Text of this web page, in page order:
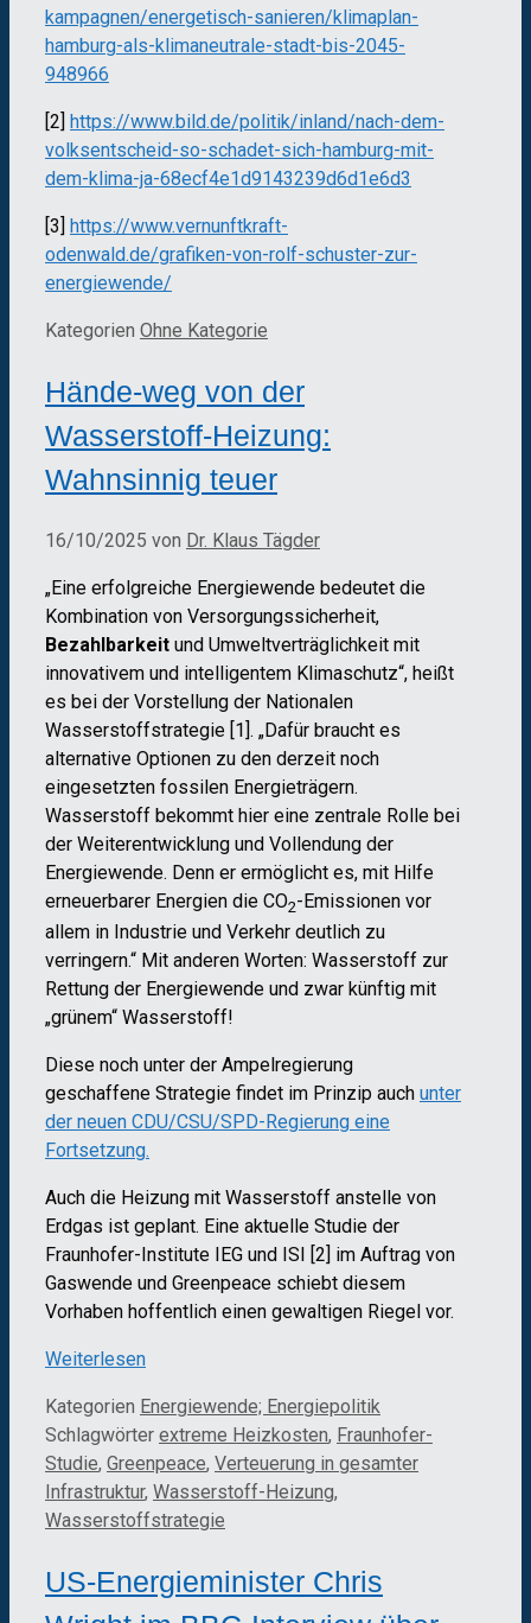
kampagnen/energetisch-sanieren/klimaplan-
hamburg-als-klimaneutrale-stadt-bis-2045-
948966
[2] https://www.bild.de/politik/inland/nach-dem-
volksentscheid-so-schadet-sich-hamburg-mit-
dem-klima-ja-68ecf4e1d9143239d6d1e6d3
[3]
https://www.vernunftkraft-
odenwald.de/grafiken-von-rolf-schuster-zur-
energiewende/
Kategorien Ohne Kategorie
Hände-weg von der
Wasserstoff-Heizung:
Wahnsinnig teuer
16/10/2025 von Dr. Klaus Tägder
„Eine erfolgreiche Energiewende bedeutet die
Kombination von Versorgungssicherheit,
Bezahlbarkeit und Umweltverträglichkeit mit
innovativem und intelligentem Klimaschutz“, heißt
es bei der Vorstellung der Nationalen
Wasserstoffstrategie [1]. „Dafür braucht es
alternative Optionen zu den derzeit noch
eingesetzten fossilen Energieträgern.
Wasserstoff bekommt hier eine zentrale Rolle bei
der Weiterentwicklung und Vollendung der
Energiewende. Denn er ermöglicht es, mit Hilfe
erneuerbarer Energien die CO2-Emissionen vor
allem in Industrie und Verkehr deutlich zu
verringern.“ Mit anderen Worten: Wasserstoff zur
Rettung der Energiewende und zwar künftig mit
„grünem“ Wasserstoff!
Diese noch unter der Ampelregierung
geschaffene Strategie findet im Prinzip auch unter
der neuen CDU/CSU/SPD-Regierung eine
Fortsetzung.
Auch die Heizung mit Wasserstoff anstelle von
Erdgas ist geplant. Eine aktuelle Studie der
Fraunhofer-Institute IEG und ISI [2] im Auftrag von
Gaswende und Greenpeace schiebt diesem
Vorhaben hoffentlich einen gewaltigen Riegel vor.
Weiterlesen
Kategorien Energiewende; Energiepolitik
Schlagwörter extreme Heizkosten, Fraunhofer-
Studie, Greenpeace, Verteuerung in gesamter
Infrastruktur, Wasserstoff-Heizung,
Wasserstoffstrategie
US-Energieminister Chris